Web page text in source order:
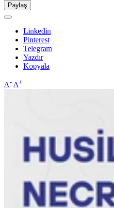
Paylaş
Linkedin
Pinterest
Telegram
Yazdır
Kopyala
A- A+